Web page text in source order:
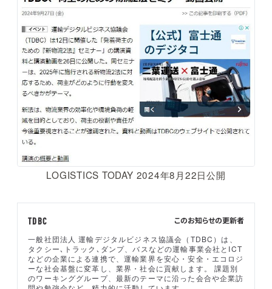
LOGISTICS TODAY 2024年8月22日公開
このお知らせの更新者
TDBC
一般社団法人 運輸デジタルビジネス協議会（TDBC）は、
タクシー､トラック､ダンプ、バスなどの運輸事業会社とICT
などの企業による連携で、運輸業界を安心・安全・エコロジ
ーな社会基盤に変革し、業界・社会に貢献します。 課題別
のワーキンググループ、最新のテーマに沿った会合や企業訪